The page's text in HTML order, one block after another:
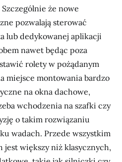
że nowe
pozwalają sterować
lub dedykowanej aplikacji
nawet będąc poza
rolety w pożądanym
miejsce montowania bardzo
na okna dachowe,
wchodzenia na szafki czy
o takim rozwiązaniu
wadach. Przede wszystkim
większy niż klasycznych,